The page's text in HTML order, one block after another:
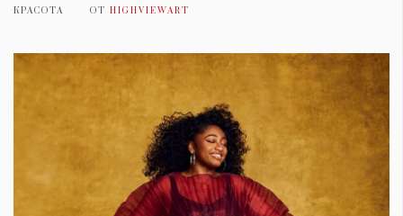
КРАСОТА ОТ HIGHVIEWART